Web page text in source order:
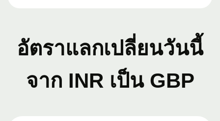
อัตราแลกเปลี่ยนวันนี้
จาก INR เป็น GBP